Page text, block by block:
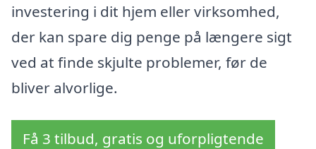
investering i dit hjem eller virksomhed,
der kan spare dig penge på længere sigt
ved at finde skjulte problemer, før de
bliver alvorlige.
Få 3 tilbud, gratis og uforpligtende